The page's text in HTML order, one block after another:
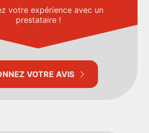
votre expérience avec un
prestataire !
VOTRE AVIS